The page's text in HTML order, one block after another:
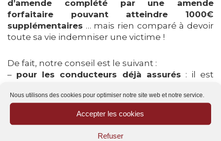
Nous utilisons des cookies pour optimiser notre site web et notre service.
Accepter les cookies
Refuser
d’amende complété par une amende
forfaitaire pouvant atteindre 1000€
supplémentaires … mais rien comparé à devoir
toute sa vie indemniser une victime !
De fait, notre conseil est le suivant :
– pour les conducteurs déjà assurés : il est
possible, incluant notamment la protection
personnelle du conducteur, afin de pallier à
tout risque d’accident avec un conducteur sans